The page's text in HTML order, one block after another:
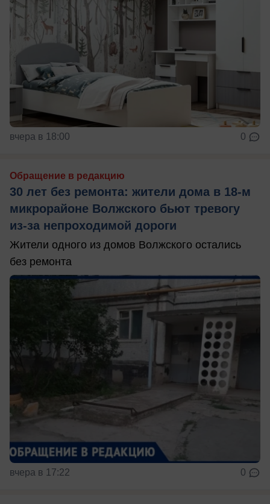
вчера в 18:00 0
Обращение в редакцию
30 лет без ремонта: жители дома в 18‑м
микрорайоне Волжского бьют тревогу
из‑за непроходимой дороги
Жители одного из домов Волжского остались
без ремонта
вчера в 17:22 0